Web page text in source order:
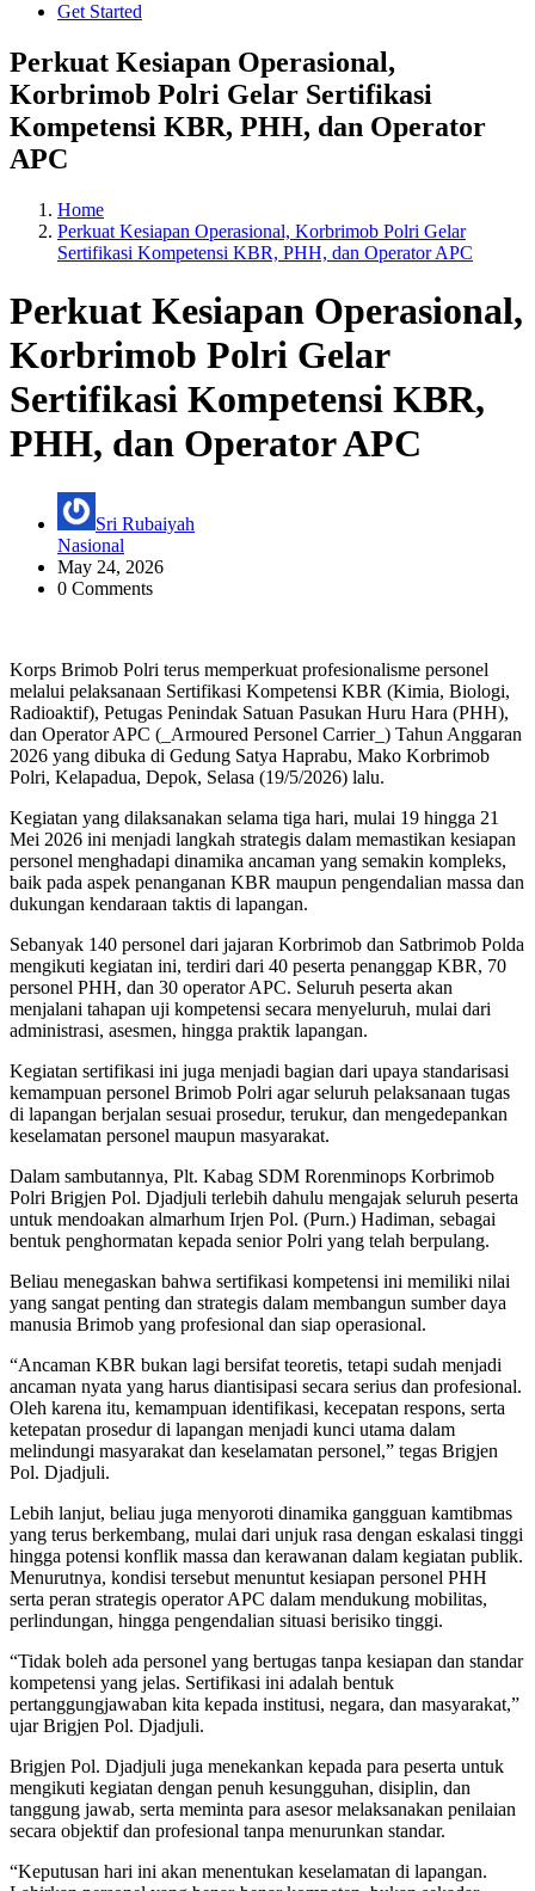
Get Started
Perkuat Kesiapan Operasional,
Korbrimob Polri Gelar Sertifikasi
Kompetensi KBR, PHH, dan Operator
APC
Home
Perkuat Kesiapan Operasional, Korbrimob Polri Gelar
Sertifikasi Kompetensi KBR, PHH, dan Operator APC
Perkuat Kesiapan Operasional,
Korbrimob Polri Gelar
Sertifikasi Kompetensi KBR,
PHH, dan Operator APC
Sri Rubaiyah
Nasional
May 24, 2026
0 Comments
Korps Brimob Polri terus memperkuat profesionalisme personel
melalui pelaksanaan Sertifikasi Kompetensi KBR (Kimia, Biologi,
Radioaktif), Petugas Penindak Satuan Pasukan Huru Hara (PHH),
dan Operator APC (_Armoured Personel Carrier_) Tahun Anggaran
2026 yang dibuka di Gedung Satya Haprabu, Mako Korbrimob
Polri, Kelapadua, Depok, Selasa (19/5/2026) lalu.
Kegiatan yang dilaksanakan selama tiga hari, mulai 19 hingga 21
Mei 2026 ini menjadi langkah strategis dalam memastikan kesiapan
personel menghadapi dinamika ancaman yang semakin kompleks,
baik pada aspek penanganan KBR maupun pengendalian massa dan
dukungan kendaraan taktis di lapangan.
Sebanyak 140 personel dari jajaran Korbrimob dan Satbrimob Polda
mengikuti kegiatan ini, terdiri dari 40 peserta penanggap KBR, 70
personel PHH, dan 30 operator APC. Seluruh peserta akan
menjalani tahapan uji kompetensi secara menyeluruh, mulai dari
administrasi, asesmen, hingga praktik lapangan.
Kegiatan sertifikasi ini juga menjadi bagian dari upaya standarisasi
kemampuan personel Brimob Polri agar seluruh pelaksanaan tugas
di lapangan berjalan sesuai prosedur, terukur, dan mengedepankan
keselamatan personel maupun masyarakat.
Dalam sambutannya, Plt. Kabag SDM Rorenminops Korbrimob
Polri Brigjen Pol. Djadjuli terlebih dahulu mengajak seluruh peserta
untuk mendoakan almarhum Irjen Pol. (Purn.) Hadiman, sebagai
bentuk penghormatan kepada senior Polri yang telah berpulang.
Beliau menegaskan bahwa sertifikasi kompetensi ini memiliki nilai
yang sangat penting dan strategis dalam membangun sumber daya
manusia Brimob yang profesional dan siap operasional.
“Ancaman KBR bukan lagi bersifat teoretis, tetapi sudah menjadi
ancaman nyata yang harus diantisipasi secara serius dan profesional.
Oleh karena itu, kemampuan identifikasi, kecepatan respons, serta
ketepatan prosedur di lapangan menjadi kunci utama dalam
melindungi masyarakat dan keselamatan personel,” tegas Brigjen
Pol. Djadjuli.
Lebih lanjut, beliau juga menyoroti dinamika gangguan kamtibmas
yang terus berkembang, mulai dari unjuk rasa dengan eskalasi tinggi
hingga potensi konflik massa dan kerawanan dalam kegiatan publik.
Menurutnya, kondisi tersebut menuntut kesiapan personel PHH
serta peran strategis operator APC dalam mendukung mobilitas,
perlindungan, hingga pengendalian situasi berisiko tinggi.
“Tidak boleh ada personel yang bertugas tanpa kesiapan dan standar
kompetensi yang jelas. Sertifikasi ini adalah bentuk
pertanggungjawaban kita kepada institusi, negara, dan masyarakat,”
ujar Brigjen Pol. Djadjuli.
Brigjen Pol. Djadjuli juga menekankan kepada para peserta untuk
mengikuti kegiatan dengan penuh kesungguhan, disiplin, dan
tanggung jawab, serta meminta para asesor melaksanakan penilaian
secara objektif dan profesional tanpa menurunkan standar.
“Keputusan hari ini akan menentukan keselamatan di lapangan.